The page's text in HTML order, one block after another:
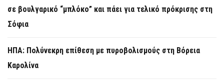
σε βουλγαρικό “μπλόκο” και πάει για τελικό πρόκρισης στη
Σόφια
ΗΠΑ: Πολύνεκρη επίθεση με πυροβολισμούς στη Βόρεια
Καρολίνα